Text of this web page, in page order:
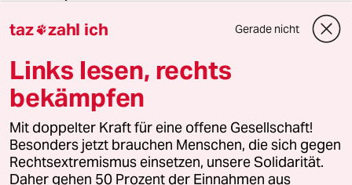
Organisator der Raffle de Vel' d'Hiv.
6G 60440 (Profil gelöscht)
08.05.2017
@82236 (Profil gelöscht):
Und gegen so eine wollte Melenchon
nicht seine Stimme erheben und aktiv
vorgehen. Genau dieses
taz zahl ich Gerade nicht
Links lesen, rechts
bekämpfen
Mit doppelter Kraft für eine offene Gesellschaft!
Besonders jetzt brauchen Menschen, die sich gegen
Rechtsextremismus einsetzen, unsere Solidarität.
Daher gehen 50 Prozent der Einnahmen aus